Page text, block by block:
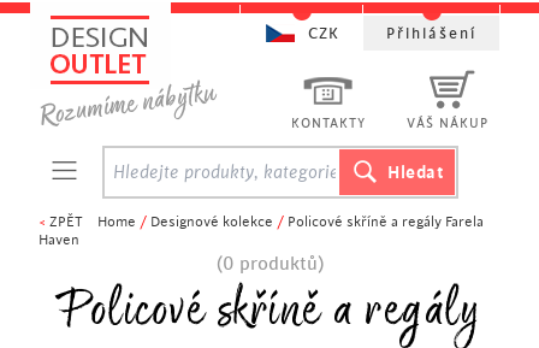
< ZPĚT Home / Designové kolekce / Policové skříně a regály Farela
Haven
(0 produktů)
Policové skříně a regály
KONTAKTY VÁŠ NÁKUP
CZK Přihlášení